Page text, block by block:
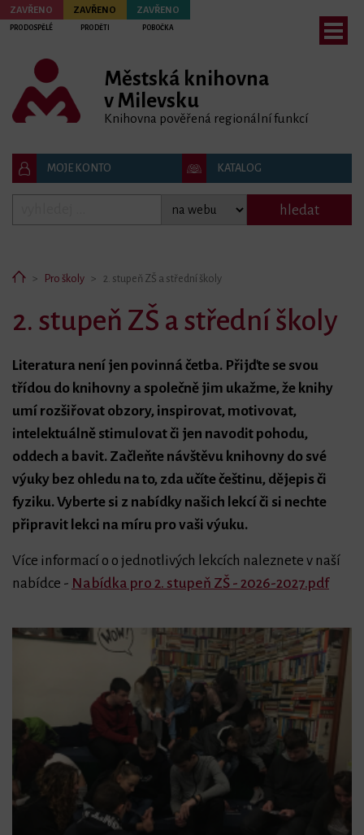
ZAVŘENO
PRO DOSPĚLÉ
ZAVŘENO
PRO DĚTI
ZAVŘENO
POBOČKA
Městská knihovna
v Milevsku
Knihovna pověřená regionální funkcí
MOJE KONTO KATALOG
hledat
HomePro školy 2. stupeň ZŠ a střední školy
2. stupeň ZŠ a střední školy
Literatura není jen povinná četba. Přijďte se svou
třídou do knihovny a společně jim ukažme, že knihy
umí rozšiřovat obzory, inspirovat, motivovat,
intelektuálně stimulovat či jen navodit pohodu,
oddech a bavit. Začleňte návštěvu knihovny do své
výuky bez ohledu na to, zda učíte češtinu, dějepis či
fyziku. Vyberte si z nabídky našich lekcí či si nechte
připravit lekci na míru pro vaši výuku.
Více informací o o jednotlivých lekcích naleznete v naší
nabídce - Nabídka pro 2. stupeň ZŠ - 2026-2027.pdf